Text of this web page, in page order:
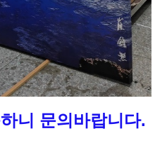
니 문의바랍니다.